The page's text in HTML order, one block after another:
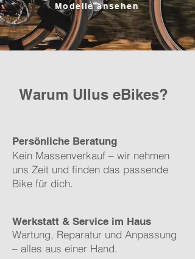
Modelle ansehen
Warum Ullus eBikes?
Persönliche Beratung
Kein Massenverkauf – wir nehmen
uns Zeit und finden das passende
Bike für dich.
Werkstatt & Service im Haus
Wartung, Reparatur und Anpassung
– alles aus einer Hand.